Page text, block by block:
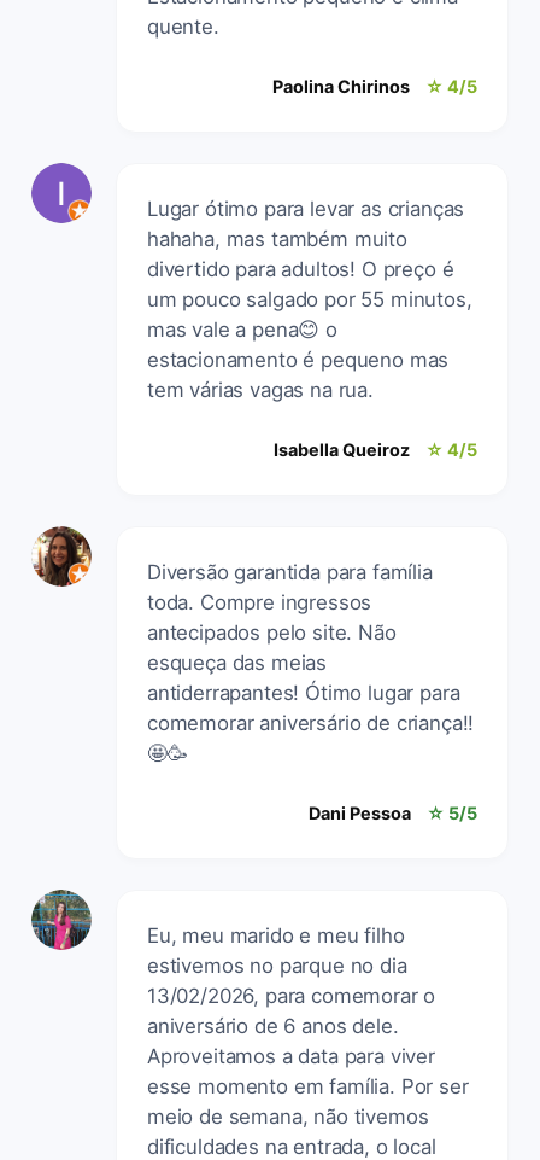
quente.
Paolina Chirinos ☆ 4/5
Lugar ótimo para levar as crianças
hahaha, mas também muito
divertido para adultos! O preço é
um pouco salgado por 55 minutos,
mas vale a pena😊 o
estacionamento é pequeno mas
tem várias vagas na rua.
Isabella Queiroz ☆ 4/5
Diversão garantida para família
toda. Compre ingressos
antecipados pelo site. Não
esqueça das meias
antiderrapantes! Ótimo lugar para
comemorar aniversário de criança!!
🤩🥳
Dani Pessoa ☆ 5/5
Eu, meu marido e meu filho
estivemos no parque no dia
13/02/2026, para comemorar o
aniversário de 6 anos dele.
Aproveitamos a data para viver
esse momento em família. Por ser
meio de semana, não tivemos
dificuldades na entrada, o local